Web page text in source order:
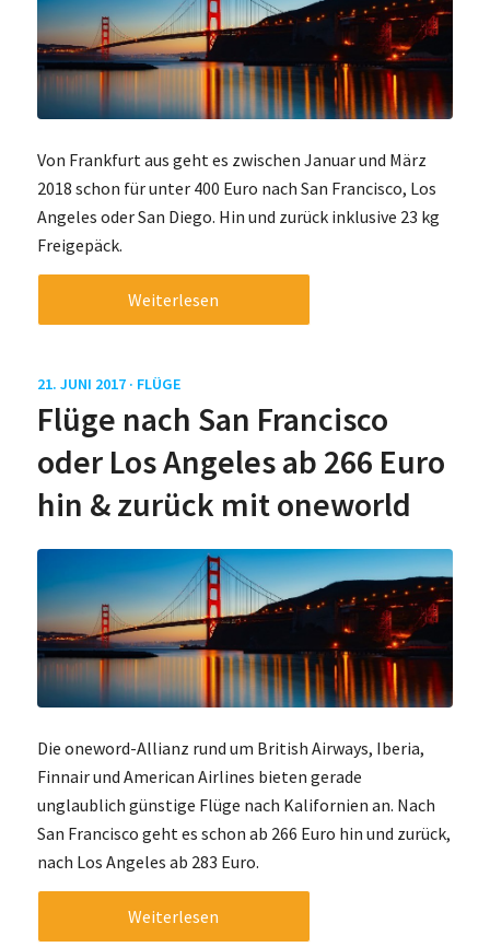
Von Frankfurt aus geht es zwischen Januar und März
2018 schon für unter 400 Euro nach San Francisco, Los
Angeles oder San Diego. Hin und zurück inklusive 23 kg
Freigepäck.
Weiterlesen
21. JUNI 2017 · FLÜGE
Flüge nach San Francisco
oder Los Angeles ab 266 Euro
hin & zurück mit oneworld
Die oneword-Allianz rund um British Airways, Iberia,
Finnair und American Airlines bieten gerade
unglaublich günstige Flüge nach Kalifornien an. Nach
San Francisco geht es schon ab 266 Euro hin und zurück,
nach Los Angeles ab 283 Euro.
Weiterlesen